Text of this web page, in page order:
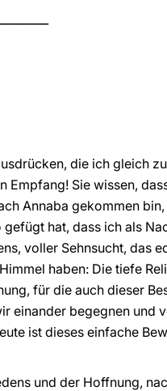
die ich gleich
Empfang! Sie wissen,
Annaba gekommen
hat, dass ich als
voller Sehnsucht, das
haben: Die tiefe
für die auch dieser
einander begegnen und
ist dieses einfache
und der Hoffnung,